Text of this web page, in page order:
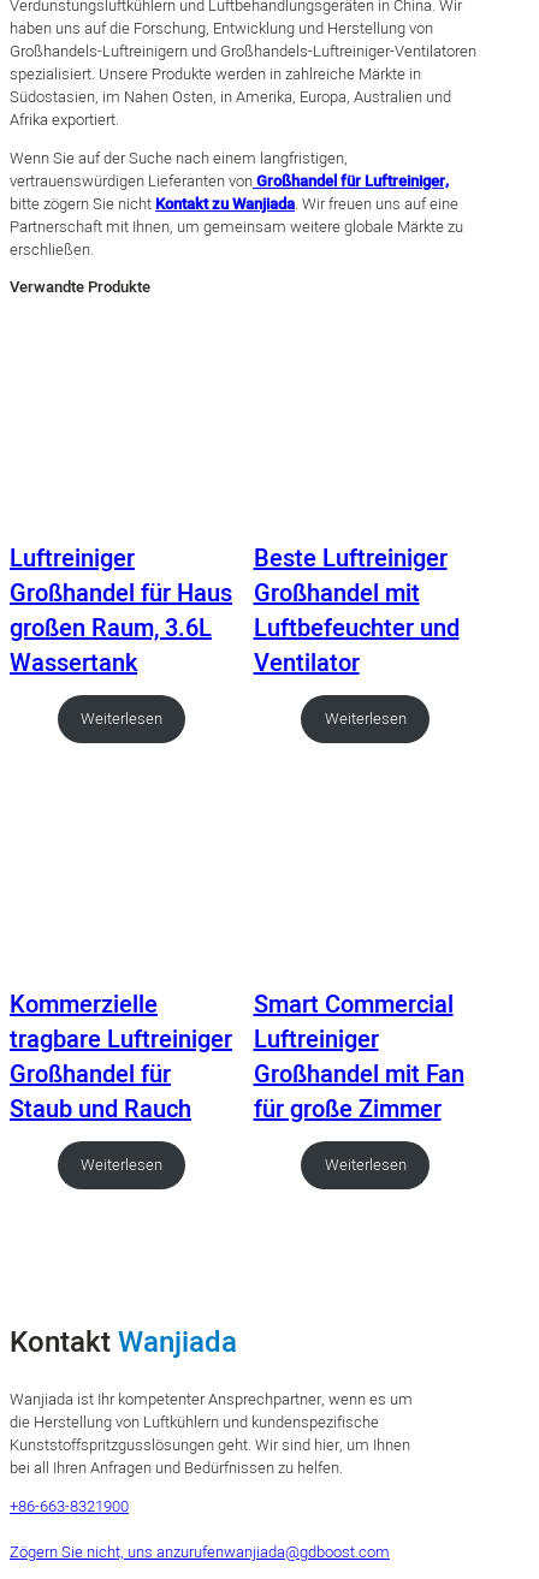
Verdunstungsluftkühlern und Luftbehandlungsgeräten in China. Wir
haben uns auf die Forschung, Entwicklung und Herstellung von
Großhandels-Luftreinigern und Großhandels-Luftreiniger-Ventilatoren
spezialisiert. Unsere Produkte werden in zahlreiche Märkte in
Südostasien, im Nahen Osten, in Amerika, Europa, Australien und
Afrika exportiert.
Wenn Sie auf der Suche nach einem langfristigen,
vertrauenswürdigen Lieferanten vonGroßhandel für Luftreiniger,
bitte zögern Sie nicht Kontakt zu Wanjiada. Wir freuen uns auf eine
Partnerschaft mit Ihnen, um gemeinsam weitere globale Märkte zu
erschließen.
Verwandte Produkte
Luftreiniger
Großhandel für Haus
großen Raum, 3.6L
Wassertank
Weiterlesen
Beste Luftreiniger
Großhandel mit
Luftbefeuchter und
Ventilator
Weiterlesen
Kommerzielle
tragbare Luftreiniger
Großhandel für
Staub und Rauch
Weiterlesen
Smart Commercial
Luftreiniger
Großhandel mit Fan
für große Zimmer
Weiterlesen
KontaktWanjiada
Wanjiada ist Ihr kompetenter Ansprechpartner, wenn es um
die Herstellung von Luftkühlern und kundenspezifische
Kunststoffspritzgusslösungen geht. Wir sind hier, um Ihnen
bei all Ihren Anfragen und Bedürfnissen zu helfen.
+86-663-8321900
Zögern Sie nicht, uns anzurufenwanjiada@gdboost.com